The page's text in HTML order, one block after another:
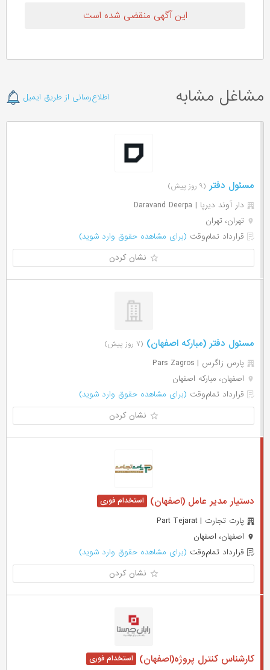
این آگهی منقضی شده است
مشاغل مشابه اطلاع‌رسانی از طریق ایمیل
مسئول دفتر (۹ روز پیش)
دار آوند ديرپا | Daravand Deerpa
تهران، تهران
قرارداد تمام‌وقت (برای مشاهده حقوق وارد شوید)
نشان کردن
مسئول دفتر (مبارکه اصفهان) (۷ روز پیش)
پارس زاگرس | Pars Zagros
اصفهان، مبارکه اصفهان
قرارداد تمام‌وقت (برای مشاهده حقوق وارد شوید)
نشان کردن
دستیار مدیر عامل (اصفهان)
پارت تجارت | Part Tejarat
اصفهان، اصفهان
قرارداد تمام‌وقت (برای مشاهده حقوق وارد شوید)
نشان کردن
کارشناس کنترل پروژه(اصفهان)